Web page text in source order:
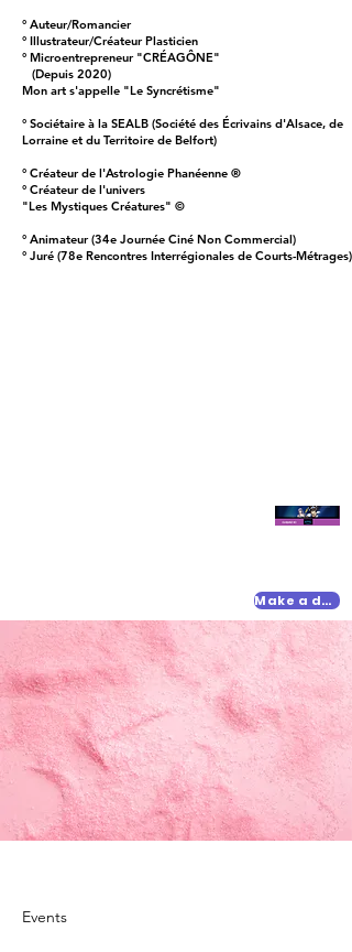
° Auteur/Romancier
° Illustrateur/Créateur Plasticien
° Microentrepreneur "CRÉAGÔNE"
(Depuis 2020)
Mon art s'appelle "Le Syncrétisme"
° Sociétaire à la SEALB (Société des Écrivains d'Alsace, de
Lorraine et du Territoire de Belfort)
° Créateur de l'Astrologie Phanéenne ®
° Créateur de l'univers
"Les Mystiques Créatures" ©
° Animateur (34e Journée Ciné Non Commercial)
° Juré (78e Rencontres Interrégionales de Courts-Métrages)
Make a donation
Events